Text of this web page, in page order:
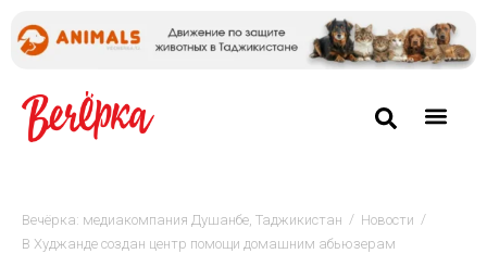
Вечёрка: медиакомпания Душанбе, Таджикистан / Новости /
В Худжанде создан центр помощи домашним абьюзерам